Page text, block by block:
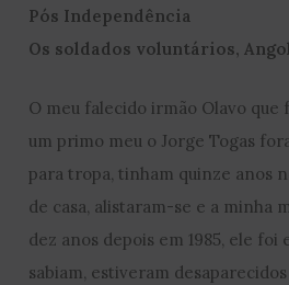
Pós Independência
Os soldados voluntários,
O meu falecido irmão Olavo que
um primo meu o Jorge Togas
para tropa, tinham quinze anos
de casa, alistaram-se e a minha
dez anos depois em 1985, ele foi
sabiam, estiveram